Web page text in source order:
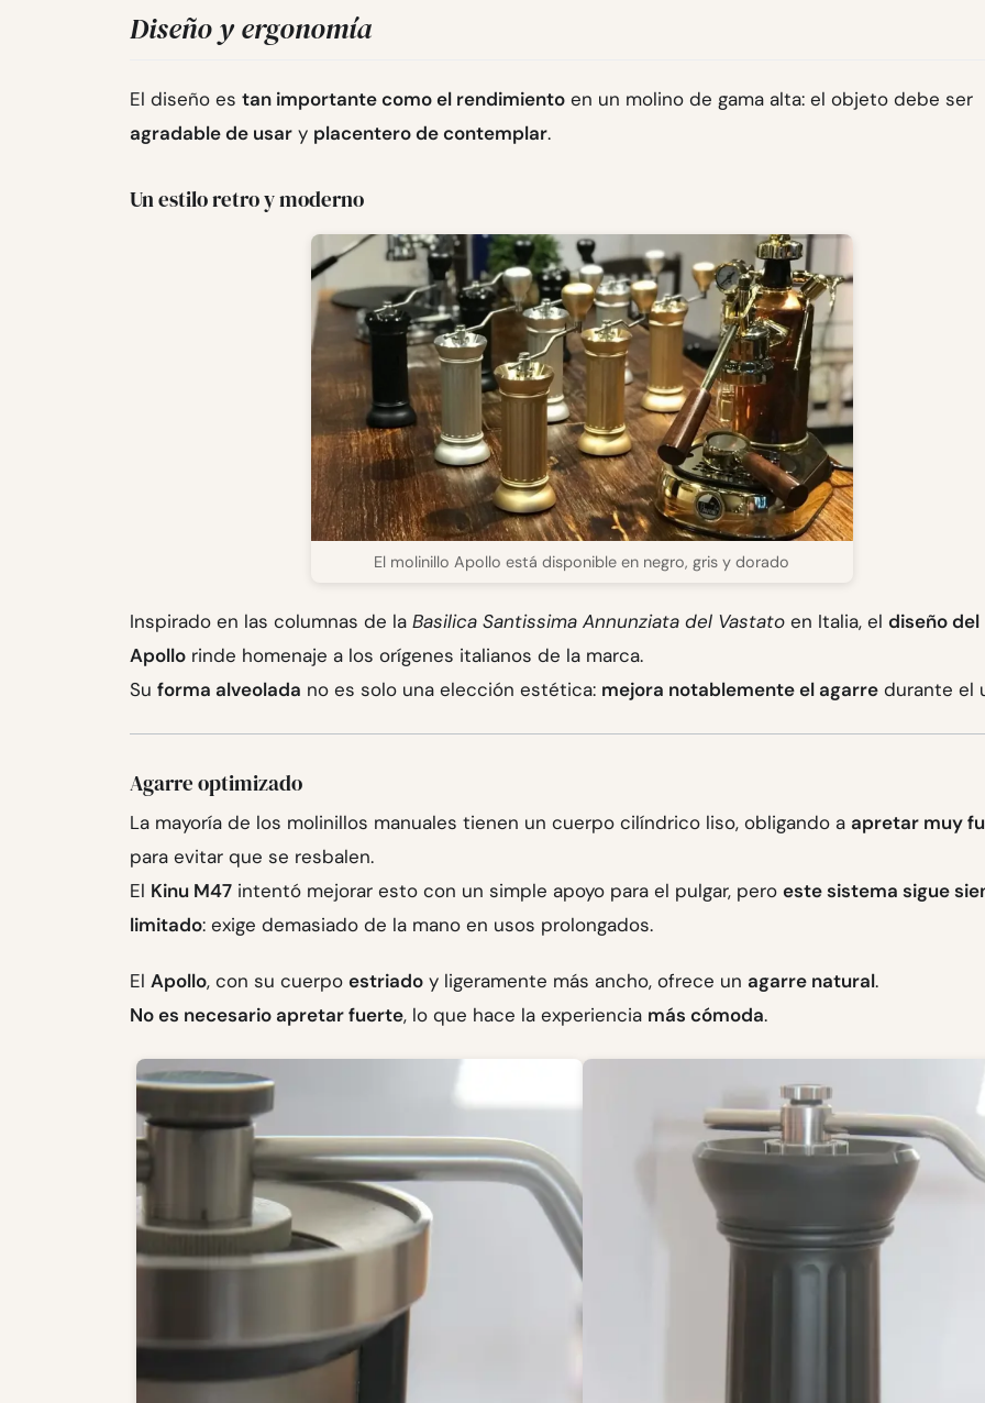
Diseño y ergonomía
El diseño es tan importante como el rendimiento en un molino de gama alta: el objeto debe ser
agradable de usar y placentero de contemplar.
Un estilo retro y moderno
El molinillo Apollo está disponible en negro, gris y dorado
Inspirado en las columnas de la Basilica Santissima Annunziata del Vastato en Italia, el diseño del
Apollo rinde homenaje a los orígenes italianos de la marca.
Su forma alveolada no es solo una elección estética: mejora notablemente el agarre durante el
Agarre optimizado
La mayoría de los molinillos manuales tienen un cuerpo cilíndrico liso, obligando a apretar muy
para evitar que se resbalen.
El Kinu M47 intentó mejorar esto con un simple apoyo para el pulgar, pero este sistema sigue
limitado: exige demasiado de la mano en usos prolongados.
El Apollo, con su cuerpo estriado y ligeramente más ancho, ofrece un agarre natural.
No es necesario apretar fuerte, lo que hace la experiencia más cómoda.